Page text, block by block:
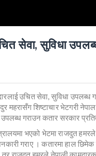
सेवा, सुविधा
उचित सेवा, सुविधा उपलब्ध
महरासँग शिष्टाचार भेटगरी
गराउन कतार सरकार
भएको भेटमा राजदुत हमरले
गराए । कतारमा हाल